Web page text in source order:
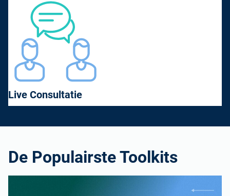
professionals, zowel lokaal als wereldwijd.
Live Consultatie
De Populairste Toolkits